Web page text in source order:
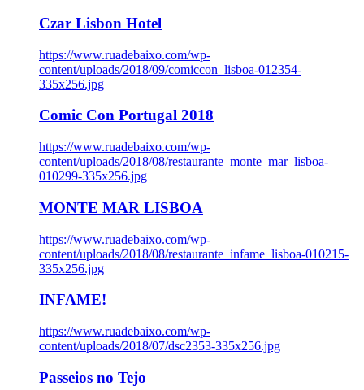
Czar Lisbon Hotel
https://www.ruadebaixo.com/wp-
content/uploads/2018/09/comiccon_lisboa-012354-
335x256.jpg
Comic Con Portugal 2018
https://www.ruadebaixo.com/wp-
content/uploads/2018/08/restaurante_monte_mar_lisboa-
010299-335x256.jpg
MONTE MAR LISBOA
https://www.ruadebaixo.com/wp-
content/uploads/2018/08/restaurante_infame_lisboa-010215-
335x256.jpg
INFAME!
https://www.ruadebaixo.com/wp-
content/uploads/2018/07/dsc2353-335x256.jpg
Passeios no Tejo